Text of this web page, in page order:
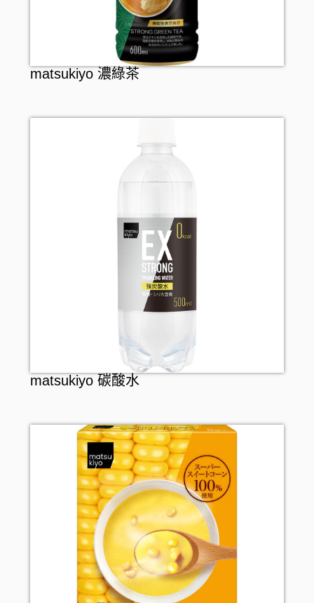
matsukiyo 濃綠茶
matsukiyo 碳酸水